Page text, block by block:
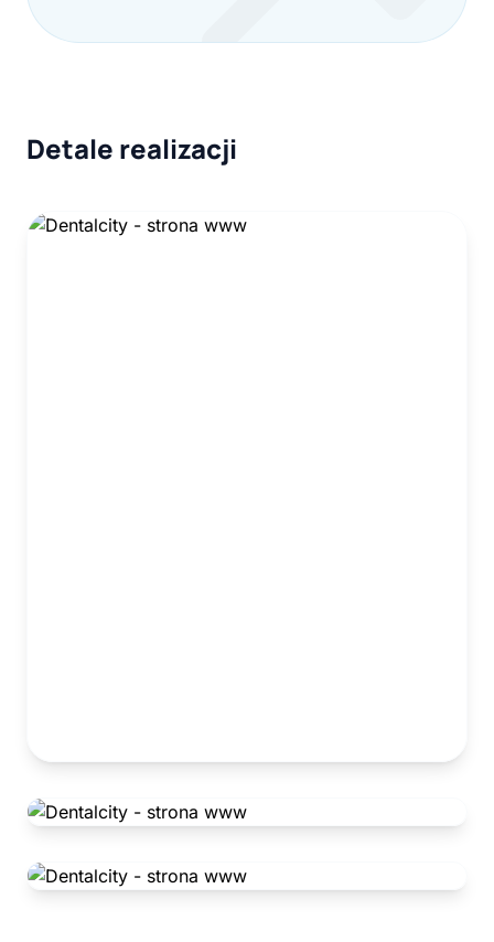
Detale realizacji